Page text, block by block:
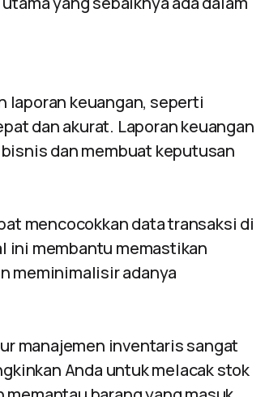
laporan keuangan, seperti
dan akurat. Laporan keuangan
dan membuat keputusan
mencocokkan data transaksi di
ini membantu memastikan
meminimalisir adanya
manajemen inventaris sangat
Anda untuk melacak stok